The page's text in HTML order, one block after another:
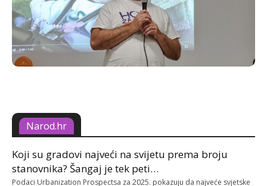
Narod.hr
Koji su gradovi najveći na svijetu prema broju
stanovnika? Šangaj je tek peti…
Podaci Urbanization Prospectsa za 2025. pokazuju da najveće svjetske